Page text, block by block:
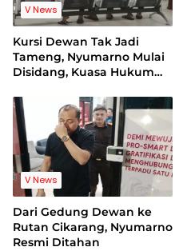
V News
Kursi Dewan Tak Jadi
Tameng, Nyumarno Mulai
Disidang, Kuasa Hukum
Hukum Bebas Intervensi
V News
Dari Gedung Dewan ke
Rutan Cikarang, Nyumarno
Resmi Ditahan